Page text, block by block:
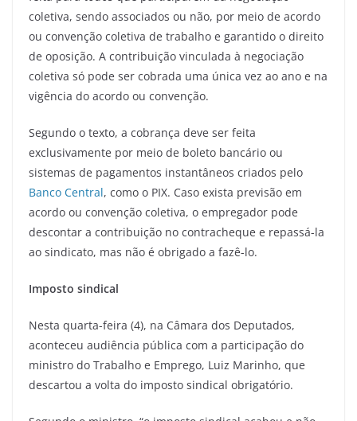
coletiva, sendo associados ou não, por meio de acordo
ou convenção coletiva de trabalho e garantido o direito
de oposição. A contribuição vinculada à negociação
coletiva só pode ser cobrada uma única vez ao ano e na
vigência do acordo ou convenção.
Segundo o texto, a cobrança deve ser feita
exclusivamente por meio de boleto bancário ou
sistemas de pagamentos instantâneos criados pelo
Banco Central, como o PIX. Caso exista previsão em
acordo ou convenção coletiva, o empregador pode
descontar a contribuição no contracheque e repassá-la
ao sindicato, mas não é obrigado a fazê-lo.
Imposto sindical
Nesta quarta-feira (4), na Câmara dos Deputados,
aconteceu audiência pública com a participação do
ministro do Trabalho e Emprego, Luiz Marinho, que
descartou a volta do imposto sindical obrigatório.